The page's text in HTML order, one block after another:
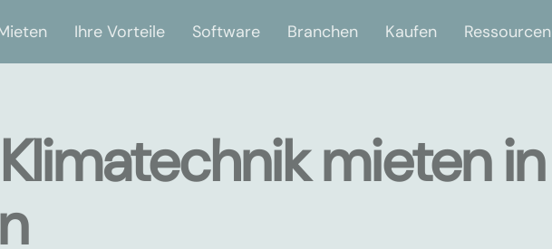
Ihre Vorteile Software Branchen Kaufen Ressourcen
mieten in